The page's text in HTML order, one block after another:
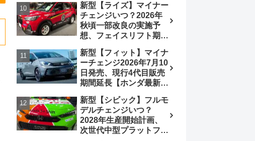
のフェイスリフト予想
【トヨタ最新情報】
2026年6月一部改良済
み、消費税込価格559万
9000円から
新型【ライズ】マイナー
チェンジいつ？2026年
秋頃一部改良の実施予
想、フェイスリフト期
2～3ヵ月に短縮【ダイハ
ツ最新情報】前回改良は
2024年11月5日、価格
180.07～244.2万円、値
上げ約8～10万円、法規
対応、ハイブリッド
4WD追加まだ、フルモ
デルチェンジはトヨタが
介入か
新型【フィット】マイナ
ーチェンジ2026年7月10
日発売、現行4代目販売
期間延長【ホンダ最新情
いつ？フルモデルチェン
ジは2029年頃まで遅れ
る予想
新型【シビック】フルモ
デルチェンジいつ？
2028年生産開始計画、
次世代中型プラットフォ